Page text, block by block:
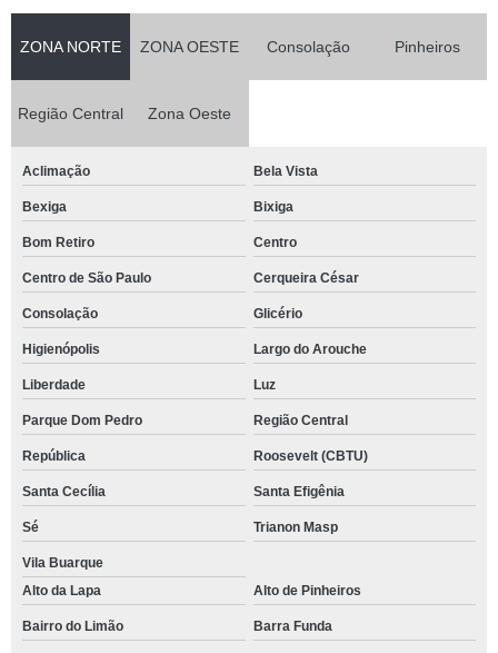
ZONA NORTE ZONA OESTE Consolação Pinheiros
Região Central Zona Oeste
Aclimação Bela Vista
Bexiga Bixiga
Bom Retiro Centro
Centro de São Paulo Cerqueira César
Consolação Glicério
Higienópolis Largo do Arouche
Liberdade Luz
Parque Dom Pedro Região Central
República Roosevelt (CBTU)
Santa Cecília Santa Efigênia
Sé Trianon Masp
Vila Buarque
Alto da Lapa
Alto de Pinheiros
Bairro do Limão Barra Funda